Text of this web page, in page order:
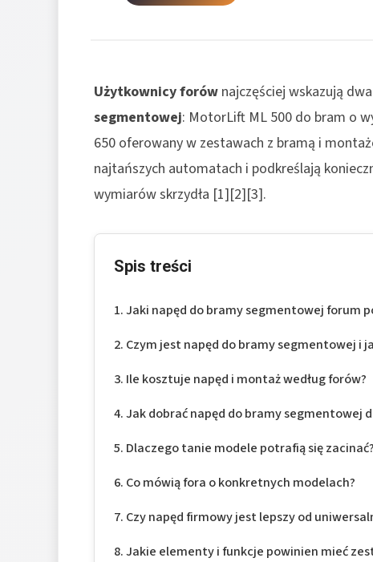
Użytkownicy forów najczęściej wskazują
segmentowej: MotorLift ML 500 do bram o
650 oferowany w zestawach z bramą i
najtańszych automatach i podkreślają
wymiarów skrzydła [1][2][3].
Spis treści
Jaki napęd do bramy segmentowej forum
Czym jest napęd do bramy segmentowej i
Ile kosztuje napęd i montaż według forów?
Jak dobrać napęd do bramy segmentowej
Dlaczego tanie modele potrafią się zacinać?
Co mówią fora o konkretnych modelach?
Czy napęd firmowy jest lepszy od
Jakie elementy i funkcje powinien mieć